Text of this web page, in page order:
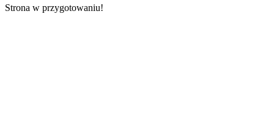
Strona w przygotowaniu!